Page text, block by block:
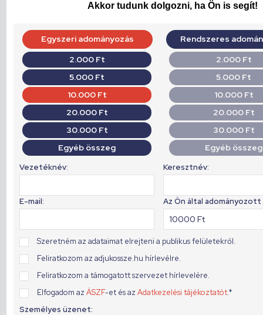
Akkor tudunk dolgozni, ha Ön is segít!